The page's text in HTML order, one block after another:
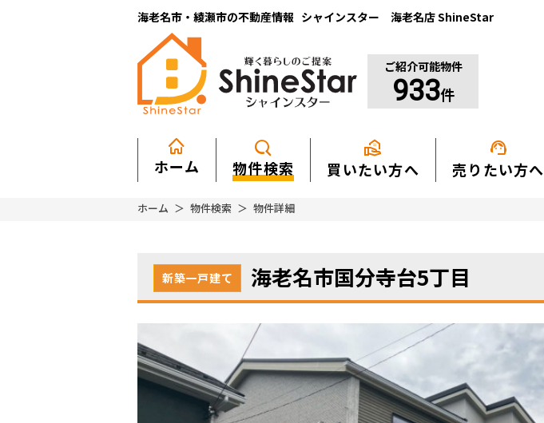
海老名市・綾瀬市の不動産情報 シャインスター 海老名店 ShineStar
ご紹介可能物件
933件
ホーム 物件検索
real_estate_agent
買いたい方へ
support_agent
売りたい方へ
ホーム 物件検索 物件詳細
新築一戸建て 海老名市国分寺台5丁目